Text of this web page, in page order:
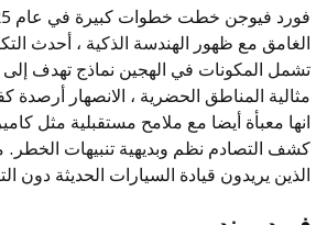
الغامق مع ظهور الهندسة الذكية ، أحدث
تشمل المكونات في الهجين نماذج تهدف إلى
مثالية المناطق الحضرية ، الانصهار أرصدة
انها معبأة أيضا مع ملامح مستقبلية مثل
كشف التصادم نظم وبديهية تنبيهات الخطر.
الذين يريدون قيادة السيارات الحديثة دون